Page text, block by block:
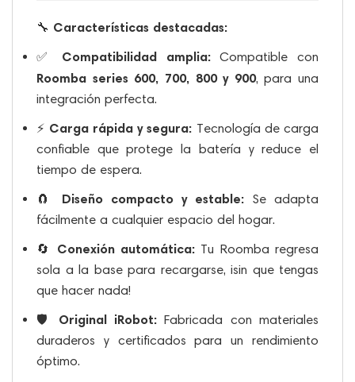
🔧 Características destacadas:
✅ Compatibilidad amplia:Compatible con
Roomba series 600, 700, 800 y 900, para una
integración perfecta.
⚡ Carga rápida y segura: Tecnología de carga
confiable que protege la batería y reduce el
tiempo de espera.
🧲 Diseño compacto y estable: Se adapta
fácilmente a cualquier espacio del hogar.
🔄 Conexión automática: Tu Roomba regresa
sola a la base para recargarse, ¡sin que tengas
que hacer nada!
🛡️ Original iRobot: Fabricada con materiales
duraderos y certificados para un rendimiento
óptimo.